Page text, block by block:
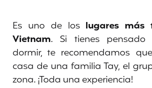
Es uno de los lugares más
Vietnam. Si tienes
dormir, te recomendamos
casa de una familia Tay, el
zona. ¡Toda una experiencia!